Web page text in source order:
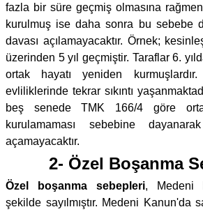
fazla bir süre geçmiş olmasına
kurulmuş ise daha sonra bu sebebe
davası açılamayacaktır. Örnek;
üzerinden 5 yıl geçmiştir. Taraflar 6.
ortak hayatı yeniden
evliliklerinde tekrar sıkıntı
beş senede TMK 166/4 göre
kurulamaması sebebine
açamayacaktır.
2- Özel Boşanma
Özel boşanma sebepleri, Medeni
şekilde sayılmıştır. Medeni Kanun'da